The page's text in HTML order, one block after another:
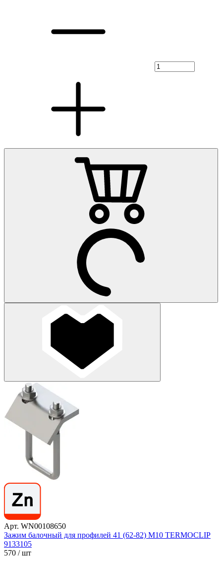
Арт. WN00108650
Зажим балочный для профилей 41 (62-82) М10 TERMOCLIP
9133105
570 / шт